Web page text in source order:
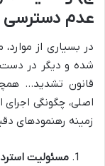
عدم دسترسی
در بسیاری از
قانون تشدید…
زمینه رهنمودهای
مسئولیت